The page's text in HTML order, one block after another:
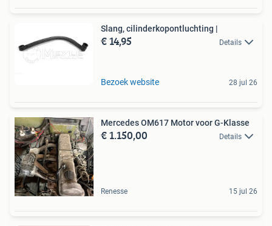
Slang, cilinderkopontluchting |
€ 14,95 Details
Bezoek website 28 jul 26
Mercedes OM617 Motor voor G-Klasse
€ 1.150,00 Details
Renesse 15 jul 26